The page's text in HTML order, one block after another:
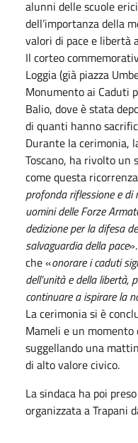
alunni delle scuole
dell’importanza della
valori di pace e libertà
Il corteo
Loggia (già piazza
Monumento ai Caduti
Balio, dove è stata
di quanti hanno
Durante la cerimonia,
Toscano, ha rivolto un
come questa
profonda riflessione e di
uomini delle Forze
dedizione per la difesa
salvaguardia della pace
che «onorare i caduti
dell’unità e della libertà,
continuare a ispirare la
La cerimonia si è
Mameli e un
suggellando una
di alto valore civico.
La sindaca ha poi
organizzata a Trapani